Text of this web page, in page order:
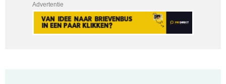
Advertentie